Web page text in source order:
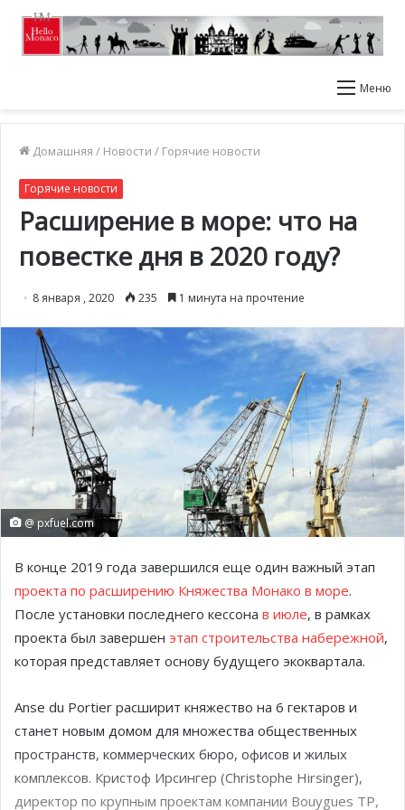
Меню
Домашняя / Новости / Горячие новости
Горячие новости
Расширение в море: что на
повестке дня в 2020 году?
8 января , 2020 235 1 минута на прочтение
@ pxfuel.com
В конце 2019 года завершился еще один важный этап
проекта по расширению Княжества Монако в море.
После установки последнего кессона в июле, в рамках
проекта был завершен этап строительства набережной,
которая представляет основу будущего экоквартала.
Anse du Portier расширит княжество на 6 гектаров и
станет новым домом для множества общественных
пространств, коммерческих бюро, офисов и жилых
комплексов. Кристоф Ирсингер (Christophe Hirsinger),
директор по крупным проектам компании Bouygues TP,